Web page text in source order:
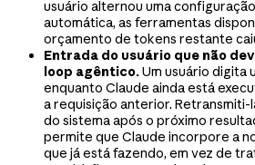
usuário alternou uma
automática, as ferramentas
orçamento de tokens restante
Entrada do usuário que não
loop agêntico.Um usuário digita
enquanto Claude ainda está
a requisição anterior. Retransmiti-
do sistema após o próximo
permite que Claude incorpore a
que já está fazendo, em vez de